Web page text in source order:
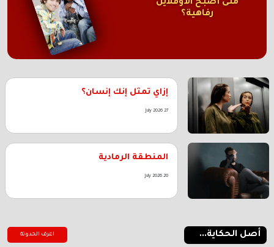
متى أصبح الأوفلاين
رفاهية؟
إزاي تمثل إنك إنسان؟
27 July 2026
المنطقة الرمادية
20 July 2026
أصل الحكاية... اعرف الحدوتة